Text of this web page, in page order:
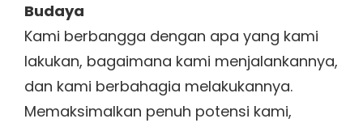
Budaya
Kami berbangga dengan apa yang kami
lakukan, bagaimana kami menjalankannya,
dan kami berbahagia melakukannya.
Memaksimalkan penuh potensi kami,